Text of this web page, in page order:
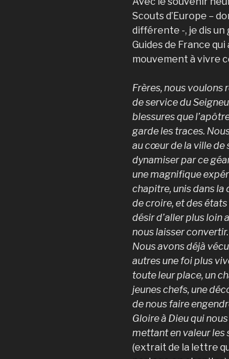
Scouts d’Europe –
différente -, je dis un
Guides de France
mouvement à vivre
Frères, nous voulons
de service du
blessures que
garde les traces.
au cœur de la ville de
dynamiser par ce
une magnifique
chapitre, unis dans la
de croire, et des
désir d’aller plus loin
nous laisser convertir.
Nous avons déjà
autres une foi plus
toute leur place, un
jeunes chefs, une
de nous faire
Gloire à Dieu qui
mettant en valeur les
(extrait de la lettre